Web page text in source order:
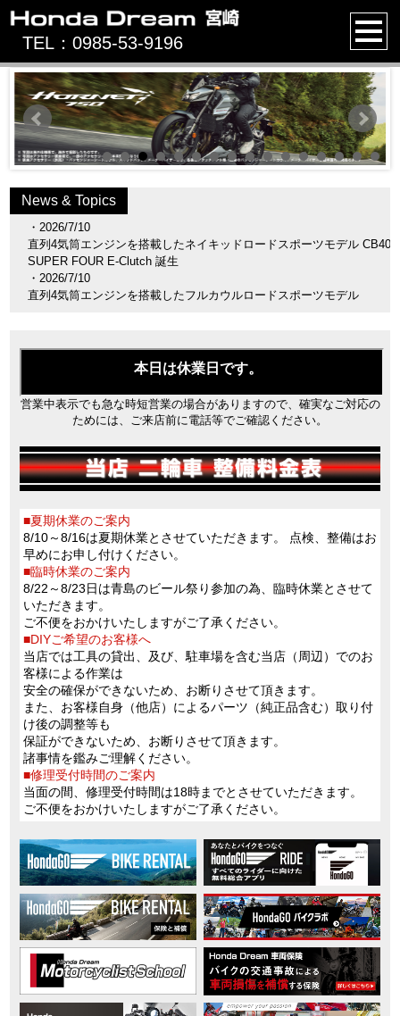
TEL：0985-53-9196
TEL：0985-53-9196
News & Topics
・2026/7/10
直列4気筒エンジンを搭載したネイキッドロードスポーツモデル CB400
SUPER FOUR E-Clutch 誕生
・2026/7/10
直列4気筒エンジンを搭載したフルカウルロードスポーツモデル
モトクロス競技専用車 CRF450R およびエンデューロ競技専用車
CRF450RX をフルモデルチェンジ
モトクロス競技専用車 CRF250R およびエンデューロ競技専用車
CRF250RX のカラーリングを変更
Honda E-Clutch を搭載した CBR400R E-Clutch を発売
・2026/5/15
Honda E-Clutch を搭載した NX400 E-Clutch を発売
原付二種スポーツモデル グロム のカラーバリエーションを変更
・2026/5/8
原付二種スクーター Dio110・ベーシック のカラーバリエーションを変
更
・2026/4/17
アドベンチャースタイルの軽二輪スクーター ADV160 の装備を充実さ
せ、一部外観を変更
・2026/3/6
Honda E-Clutch をスロットルバイワイヤシステムと組み合わせて搭載
た CB750 HORNET E-Clutch を発売
・2026/3/6
Honda E-Clutch をスロットルバイワイヤシステムと組み合わせて搭載
た XL750 TRANSALP E-Clutch を発売
・2026/3/3
2/22 通の駅くしま・バイクイベント アルバム掲載しました
・2026/2/20
大型プレミアムツアラー Gold Wing Tour のカラーバリエーションを変
更
原付一種の電動二輪パーソナルコミューター ICON e: 誕生
・2026/1/30
大型クロスオーバーモデル X-ADV のカラーリングを変更
・2026/1/30
原付二種コミューター スーパーカブ C125 のカラーバリエーションを
更
・2026/1/30
原付二種レジャーバイク CT125・ハンターカブ のカラーバリエーショ
を変更
・2026/1/30
原付二種レジャーバイク ダックス125 のカラーバリエーションを変更
営業中表示でも急な時短営業の場合がありますので、確実なご対応の
ためには、ご来店前に電話等でご確認ください。
■夏期休業のご案内
8/10～8/16は夏期休業とさせていただきます。 点検、整備はお
早めにお申し付けください。
■臨時休業のご案内
8/22～8/23日は青島のビール祭り参加の為、臨時休業とさせて
いただきます。
ご不便をおかけいたしますがご了承ください。
■DIYご希望のお客様へ
当店では工具の貸出、及び、駐車場を含む当店（周辺）でのお
客様による作業は
安全の確保ができないため、お断りさせて頂きます。
また、お客様自身（他店）によるパーツ（純正品含む）取り付
け後の調整等も
保証ができないため、お断りさせて頂きます。
諸事情を鑑みご理解ください。
■修理受付時間のご案内
当面の間、修理受付時間は18時までとさせていただきます。
ご不便をおかけいたしますがご了承ください。